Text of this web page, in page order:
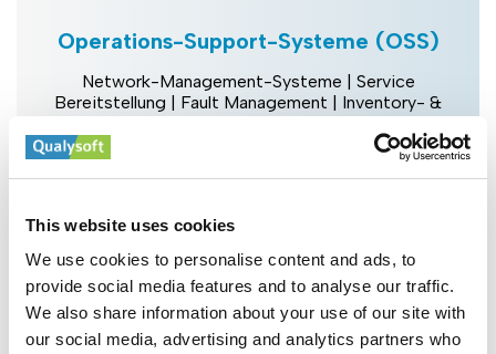
This website uses cookies
We use cookies to personalise content and ads, to
provide social media features and to analyse our traffic.
We also share information about your use of our site with
our social media, advertising and analytics partners who
Operations-Support-Systeme (OSS)
Network-Management-Systeme | Service
Bereitstellung | Fault Management | Inventory- &
Asset Management | SLA Monitoring
Business-Support-Systeme (BSS)
Abrechnung & Abonnementmanagement | CRM-